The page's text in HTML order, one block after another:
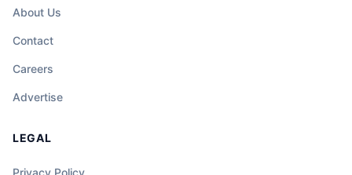
About Us
Contact
Careers
Advertise
LEGAL
Privacy Policy